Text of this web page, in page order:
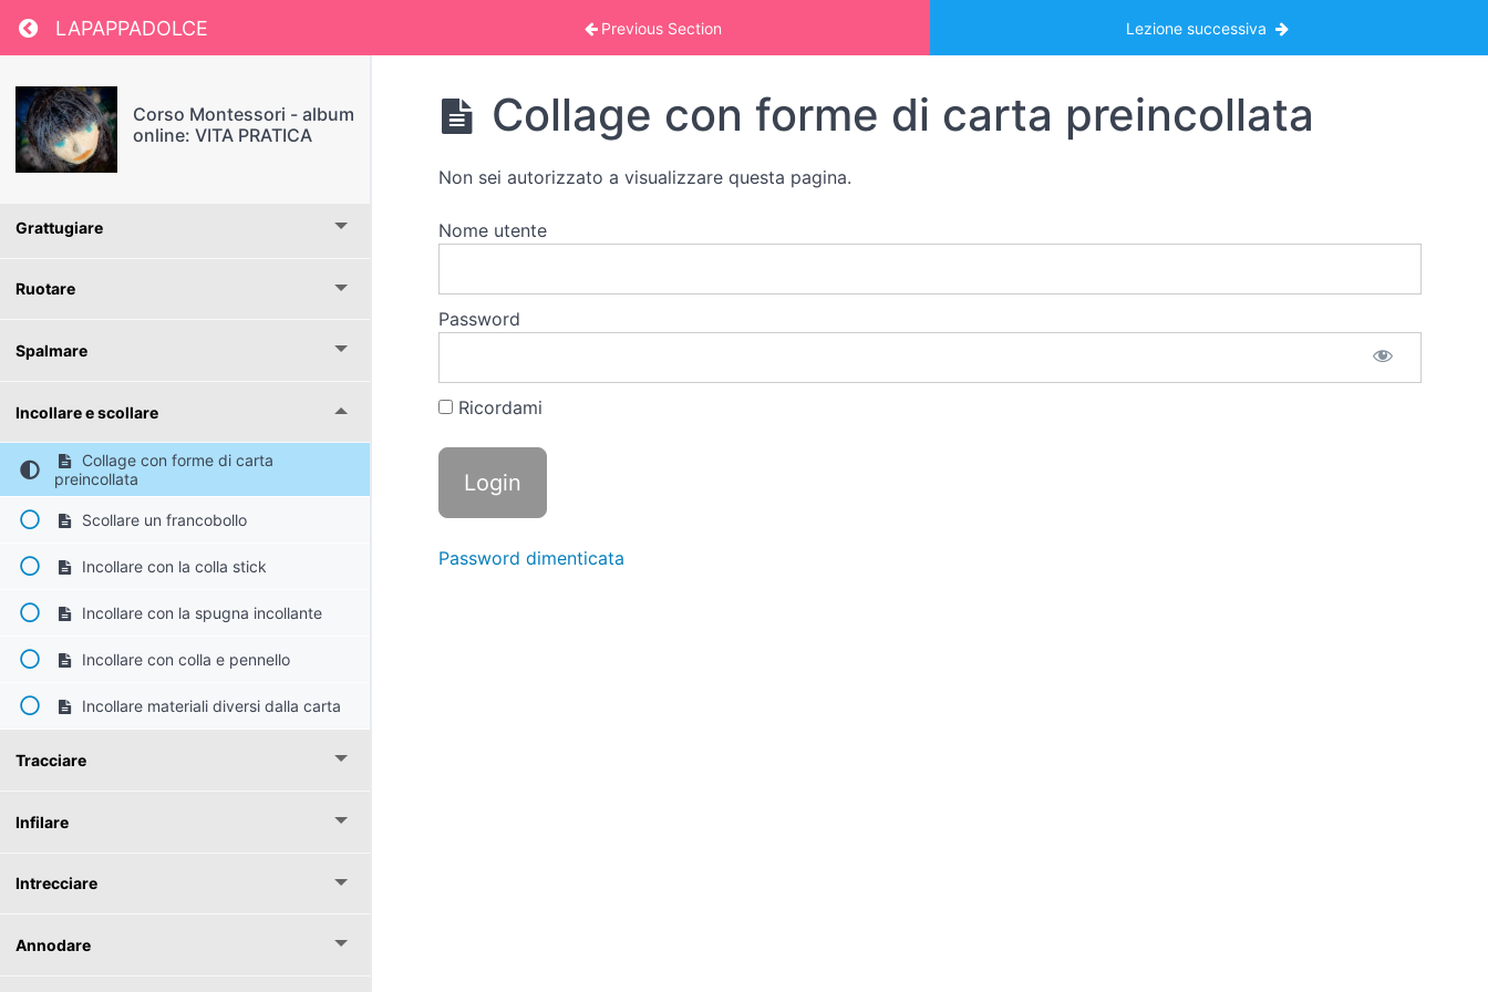
Return to course: Corso Montessori – album online: VITA PRATICA
LAPAPPADOLCE Previous Section Lezione successiva
Corso Montessori - album
online: VITA PRATICA
Tagliare
Affettare
Sgranare e sbucciare
Grattugiare
Ruotare
Spalmare
Incollare e scollare
Collage con forme di carta
preincollata
Scollare un francobollo
Incollare con la colla stick
Incollare con la spugna incollante
Incollare con colla e pennello
Incollare materiali diversi dalla carta
Tracciare
Infilare
Intrecciare
Annodare
Collage con forme di carta preincollata
Non sei autorizzato a visualizzare questa pagina.
Nome utente
Password
Ricordami
Password dimenticata